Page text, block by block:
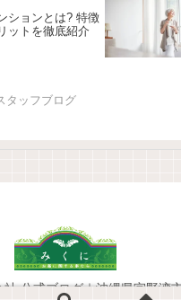
ションとは? 特徴
ットを徹底紹介
タッフブログ
公式ブログ｜沖縄県宜野湾